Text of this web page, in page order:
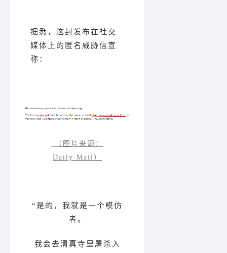
据悉，这封发布在社交
媒体上的匿名威胁信宣
称：
（图片来源：
Daily Mail）
“是的，我就是一个模仿
者。
我会去清真寺里屠杀入